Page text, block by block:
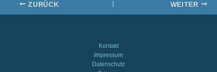
ZURÜCK WEITER
Kontakt
Impressum
Datenschutz